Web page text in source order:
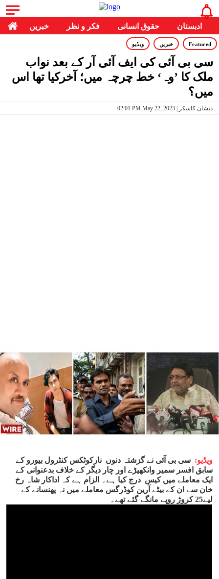
خبریں فکر و نظر حقوق انسانی ادبستان
Featured خبریں ویڈیو
سی بی آئی کی ایف آئی آر کے بعد نواب
ملک کا ’وہ‘ خط چرچہ میں؛ آخرکیا تھا اس
میں؟
02:01 PM May 22, 2023 | ذیشان کاسکر
ویڈیو: سی بی آئی نے گزشتہ دنوں نارکوٹکس کنٹرول بیورو کے
سابق افسر سمیر وانکھیڑے اور چار دیگر کے خلاف بدعنوانی کے
ایک معاملے میں کیس درج کیا ہے۔ الزام ہے کہ اداکار شاہ رخ
خان سے ان کے بیٹے آرین کوڈرگس معاملے میں نہ پھنسانے کے
لیے25 کروڑ روپے مانگے گئے تھے۔